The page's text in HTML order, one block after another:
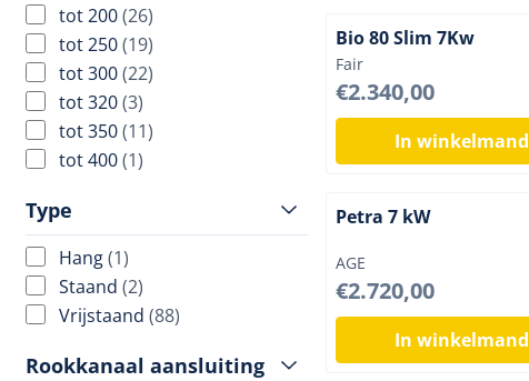
tot 200 (26)
tot 250 (19)
tot 300 (22)
tot 320 (3)
tot 350 (11)
tot 400 (1)
Type
Hang (1)
Staand (2)
Vrijstaand (88)
Rookkanaal aansluiting
Bio 80 Slim 7Kw
Merk:
Fair
Prijs: 2 340,00
€2.340,00
In winkelmand
Petra 7 kW
Merk:
AGE
Prijs: 2 720,00
€2.720,00
In winkelmand